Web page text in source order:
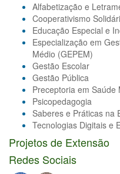
Alfabetização e
Cooperativismo
Educação Especial e
Especialização em
Médio (GEPEM)
Gestão Escolar
Gestão Pública
Preceptoria em Saúde
Psicopedagogia
Saberes e Práticas na
Tecnologias Digitais e
Projetos de Extensão
Redes Sociais